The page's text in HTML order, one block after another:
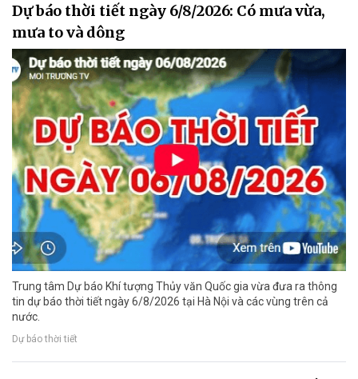
Dự báo thời tiết ngày 6/8/2026: Có mưa vừa,
mưa to và dông
Trung tâm Dự báo Khí tượng Thủy văn Quốc gia vừa đưa ra thông
tin dự báo thời tiết ngày 6/8/2026 tại Hà Nội và các vùng trên cả
nước.
Dự báo thời tiết